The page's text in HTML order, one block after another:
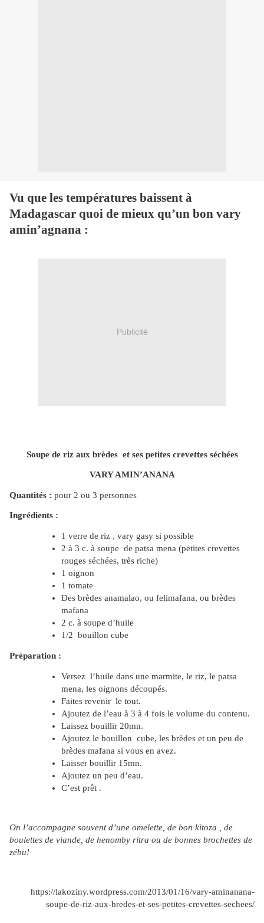
Vu que les températures baissent à
Madagascar quoi de mieux qu’un bon vary
amin’agnana :
Publicité
Soupe de riz aux brèdes et ses petites crevettes séchées
VARY AMIN’ANANA
Quantités : pour 2 ou 3 personnes
Ingrédients :
1 verre de riz , vary gasy si possible
2 à 3 c. à soupe de patsa mena (petites crevettes
rouges séchées, très riche)
1 oignon
1 tomate
Des brèdes anamalao, ou felimafana, ou brèdes
mafana
2 c. à soupe d’huile
1/2 bouillon cube
Préparation :
Versez l’huile dans une marmite, le riz, le patsa
mena, les oignons découpés.
Faites revenir le tout.
Ajoutez de l’eau à 3 à 4 fois le volume du contenu.
Laissez bouillir 20mn.
Ajoutez le bouillon cube, les brèdes et un peu de
brèdes mafana si vous en avez.
Laisser bouillir 15mn.
Ajoutez un peu d’eau.
C’est prêt .
On l’accompagne souvent d’une omelette, de bon kitoza , de
boulettes de viande, de henomby ritra ou de bonnes brochettes de
zébu!
https://lakoziny.wordpress.com/2013/01/16/vary-aminanana-
soupe-de-riz-aux-bredes-et-ses-petites-crevettes-sechees/